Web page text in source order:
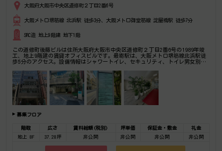
大阪府大阪市中央区道修町２丁目2番6号
大阪メトロ堺筋線 北浜駅 徒歩3分、大阪メトロ御堂筋線 淀屋橋駅 徒歩7分
SRC造 地上9階建 地下1階
この道修町後藤ビルは住所大阪府大阪市中央区道修町２丁目2番6号の1989年竣
工、地上9階建の賃貸オフィスビルです。最寄駅は、大阪メトロ堺筋線北浜駅徒
歩5分のアクセス。設備情報はシャワートイレ、セキュリティ、トイレ男女別、
ィス移転、不動産の事なら何でもお気軽にご相談下さい。
募集フロア
階数 広さ 賃料総額(税別) 坪単価 保証金・敷金
礼金
地上 8F
37.28坪 非公開 非公開 非公開 非公開